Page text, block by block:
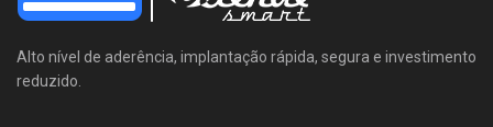
Alto nível de aderência, implantação rápida, segura e investimento
reduzido.